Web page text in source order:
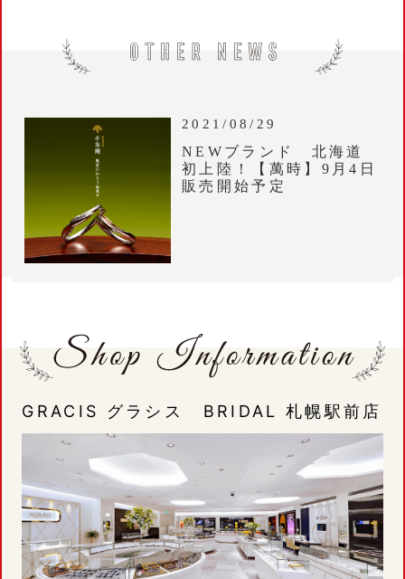
2021/08/29
NEWブランド 北海道
初上陸！【萬時】9月4日
販売開始予定
GRACIS グラシス BRIDAL 札幌駅前店